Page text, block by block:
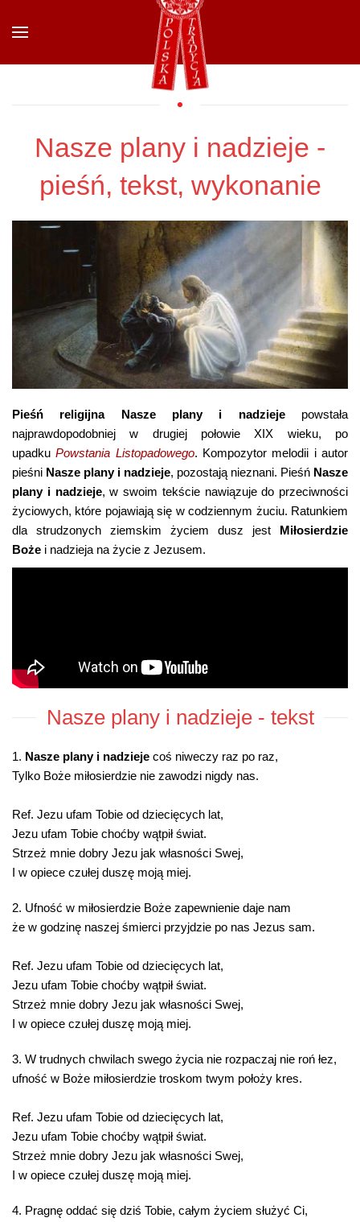
Przejdź do głównej treści
Nasze plany i nadzieje -
pieśń, tekst, wykonanie
Pieśń religijna Nasze plany i nadziejepowstała
najprawdopodobniej w drugiej połowie XIX wieku, po
upadkuPowstania Listopadowego. Kompozytor melodii i autor
pieśni Nasze plany i nadzieje, pozostają nieznani. Pieśń Nasze
plany i nadzieje, w swoim tekście nawiązuje do przeciwności
życiowych, które pojawiają się w codziennym żuciu. Ratunkiem
dla strudzonych ziemskim życiem dusz jest Miłosierdzie
Boże i nadzieja na życie z Jezusem.
Nasze plany i nadzieje- tekst
1. Nasze plany i nadzieje coś niweczy raz po raz,
Tylko Boże miłosierdzie nie zawodzi nigdy nas.
Ref. Jezu ufam Tobie od dziecięcych lat,
Jezu ufam Tobie choćby wątpił świat.
Strzeż mnie dobry Jezu jak własności Swej,
I w opiece czułej duszę moją miej.
2. Ufność w miłosierdzie Boże zapewnienie daje nam
że w godzinę naszej śmierci przyjdzie po nas Jezus sam.
Ref. Jezu ufam Tobie od dziecięcych lat,
Jezu ufam Tobie choćby wątpił świat.
Strzeż mnie dobry Jezu jak własności Swej,
I w opiece czułej duszę moją miej.
3. W trudnych chwilach swego życia nie rozpaczaj nie roń łez,
ufność w Boże miłosierdzie troskom twym położy kres.
Ref. Jezu ufam Tobie od dziecięcych lat,
Jezu ufam Tobie choćby wątpił świat.
Strzeż mnie dobry Jezu jak własności Swej,
I w opiece czułej duszę moją miej.
4. Pragnę oddać się dziś Tobie, całym życiem służyć Ci,